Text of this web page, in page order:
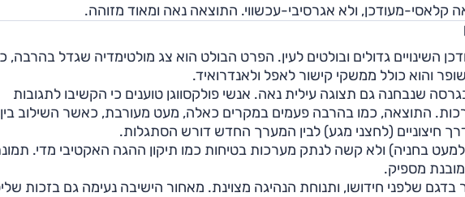
קלאסי-מעודכן, ולא אגרסיבי-עכשווי. התוצאה נאה ומאוד מזוהה.
השינויים גדולים ובולטים לעין. הפרט הבולט הוא צג מולטימדיה שגדל בהרבה,
שנבחנה גם תצוגה עילית נאה. אנשי פולקסווגן טוענים כי הקשיבו לתגובות
התוצאה, כמו בהרבה פעמים במקרים כאלה, מעט מעורבת, כאשר השילוב בין
חיצוניים (לחצני מגע) לבין המערך החדש דורש הסתגלות.
בחניה) ולא קשה לנתק מערכות בטיחות כמו תיקון ההגה האקטיבי מדי.
מספיק.
שלפני חידושו, ותנוחת הנהיגה מצוינת. מאחור הישיבה נעימה גם בזכות